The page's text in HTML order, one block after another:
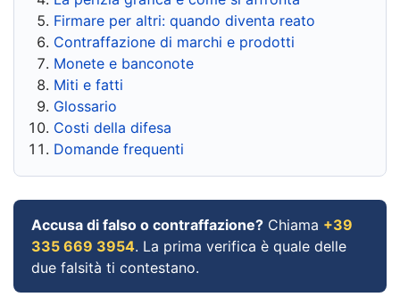
Firmare per altri: quando diventa reato
Contraffazione di marchi e prodotti
Monete e banconote
Miti e fatti
Glossario
Costi della difesa
Domande frequenti
Accusa di falso o contraffazione? Chiama +39
335 669 3954. La prima verifica è quale delle
due falsità ti contestano.